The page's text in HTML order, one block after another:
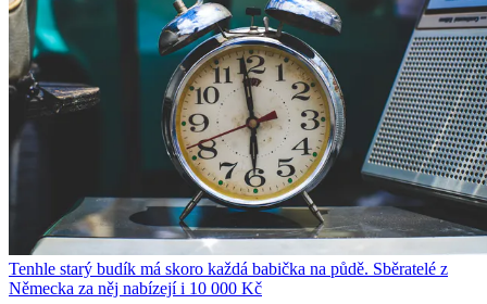
Tenhle starý budík má skoro každá babička na půdě. Sběratelé z
Německa za něj nabízejí i 10 000 Kč